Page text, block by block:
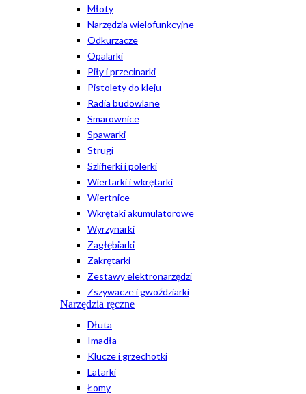
Młoty
Narzędzia wielofunkcyjne
Odkurzacze
Opalarki
Piły i przecinarki
Pistolety do kleju
Radia budowlane
Smarownice
Spawarki
Strugi
Szlifierki i polerki
Wiertarki i wkrętarki
Wiertnice
Wkrętaki akumulatorowe
Wyrzynarki
Zagłębiarki
Zakrętarki
Zestawy elektronarzędzi
Zszywacze i gwoździarki
Narzędzia ręczne
Dłuta
Imadła
Klucze i grzechotki
Latarki
Łomy